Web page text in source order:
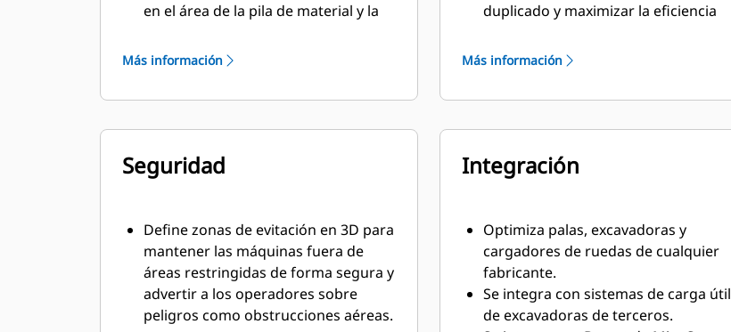
en el área de la pila de material y la
Junto con Fleet, proporciona
material extraído, para que los
control del mineral.
Mejora el seguimiento de materiales
jornada de trabajo a otra.
Optimiza el control del mineral y la
mezcla en la superficie de excavación
con datos de la ley de los bloques en
la cabina.
Más información
duplicado y maximizar la eficiencia
Registra los ciclos de producción de
trabajo y los cargadores de ruedas
precisión mediante orientación
satelital de precisión.
permite a los supervisores de las
minas en el campo acceder a
actualizaciones del progreso de las
máquinas cercanas, ver la ubicación
de todas las máquinas equipadas
Más información
Seguridad
Define zonas de evitación en 3D para
mantener las máquinas fuera de
áreas restringidas de forma segura y
advertir a los operadores sobre
peligros como obstrucciones aéreas.
Integración
Optimiza palas, excavadoras y
cargadores de ruedas de cualquier
fabricante.
Se integra con sistemas de carga útil
de excavadoras de terceros.